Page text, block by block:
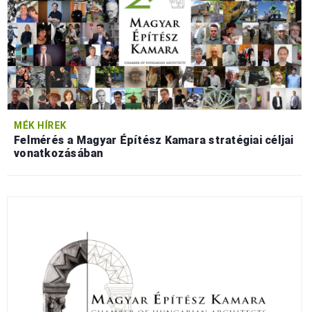
MÉK HÍREK
Felmérés a Magyar Építész Kamara stratégiai céljai
vonatkozásában